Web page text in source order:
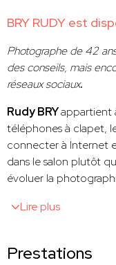
BRY RUDY est
Photographe de 42
des conseils, mais
réseaux sociaux.
Rudy BRYappartient
téléphones à clapet,
connecter à Internet
dans le salon plutôt
évoluer la
Lire plus
Prestations